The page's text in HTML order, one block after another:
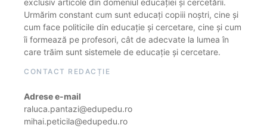
exclusiv articole din domeniul educației și cercetării.
Urmărim constant cum sunt educați copiii noștri, cine și
cum face politicile din educație și cercetare, cine și cum
îi formează pe profesori, cât de adecvate la lumea în
care trăim sunt sistemele de educație și cercetare.
CONTACT REDACȚIE
Adrese e-mail
raluca.pantazi@edupedu.ro
mihai.peticila@edupedu.ro